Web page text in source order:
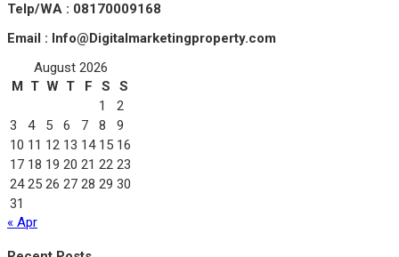
Telp/WA : 08170009168
Email : Info@Digitalmarketingproperty.com
August 2026
M
T W T F S
S
1
2
3
4 5 6 7 8
9
10 11 12 13 14 15 16
17 18 19 20 21 22 23
24 25 26 27 28 29 30
31
« Apr